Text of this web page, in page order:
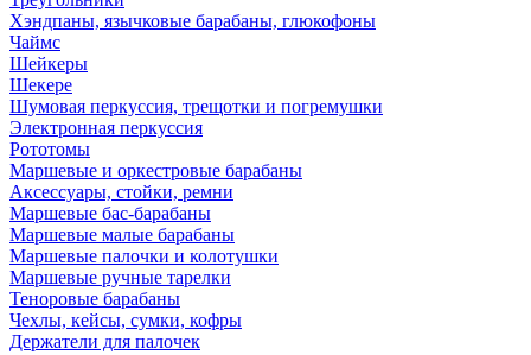
Хэндпаны, язычковые барабаны, глюкофоны
Чаймс
Шейкеры
Шекере
Шумовая перкуссия, трещотки и погремушки
Электронная перкуссия
Рототомы
Маршевые и оркестровые барабаны
Аксессуары, стойки, ремни
Маршевые бас-барабаны
Маршевые малые барабаны
Маршевые палочки и колотушки
Маршевые ручные тарелки
Теноровые барабаны
Чехлы, кейсы, сумки, кофры
Держатели для палочек